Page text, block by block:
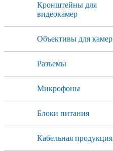
Кронштейны для
видеокамер
Объективы для камер
Разъемы
Микрофоны
Блоки питания
Кабельная продукция